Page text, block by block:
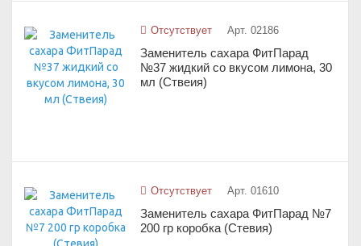
Отсутствует Арт. 02186
Заменитель сахара ФитПарад
№37 жидкий со вкусом лимона, 30
мл (Ствеия)
Отсутствует Арт. 01610
Заменитель сахара ФитПарад №7
200 гр коробка (Стевия)